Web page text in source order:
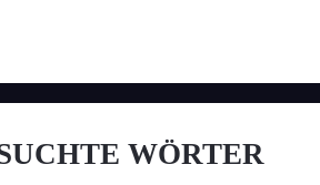
WÖRTER